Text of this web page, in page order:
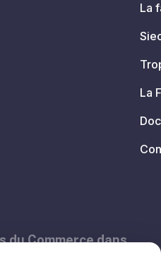
La
La
du Commerce dans